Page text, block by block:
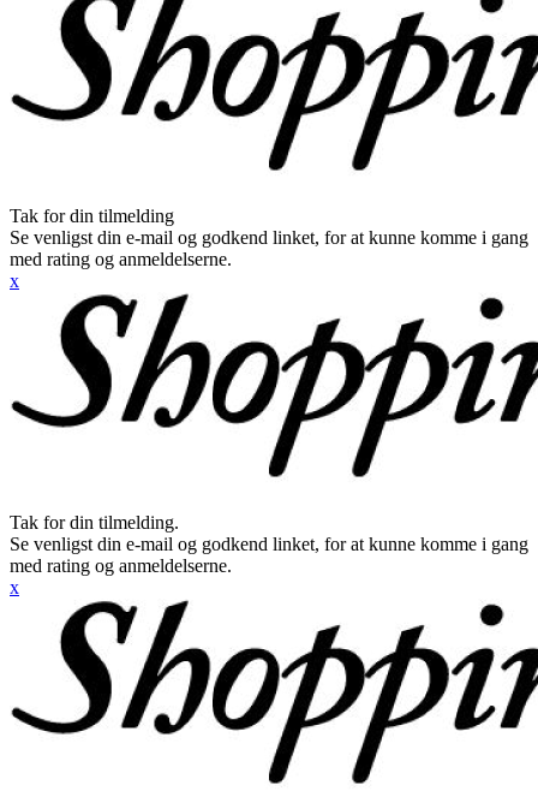
Tak for din tilmelding
Se venligst din e-mail og godkend linket, for at kunne komme i gang
med rating og anmeldelserne.
x
Tak for din tilmelding.
Se venligst din e-mail og godkend linket, for at kunne komme i gang
med rating og anmeldelserne.
x